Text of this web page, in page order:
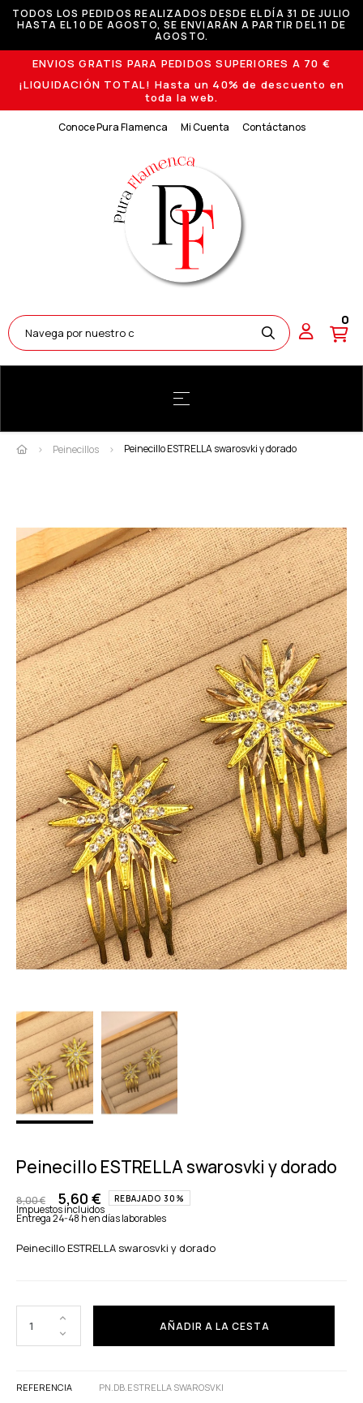
TODOS LOS PEDIDOS REALIZADOS DESDE EL DÍA 31 DE JULIO
HASTA EL 10 DE AGOSTO, SE ENVIARÁN A PARTIR DEL 11 DE
AGOSTO.
ENVIOS GRATIS PARA PEDIDOS SUPERIORES A 70 €
¡LIQUIDACIÓN TOTAL! Hasta un 40% de descuento en
toda la web.
Conoce Pura Flamenca Mi Cuenta Contáctanos
0
Navegación de palanca
☰
Peinecillos Peinecillo ESTRELLA swarosvki y dorado
Peinecillo ESTRELLA swarosvki y dorado
8,00 € 5,60 € REBAJADO 30%
Impuestos incluidos
Entrega 24-48 h en días laborables
Peinecillo ESTRELLA swarosvki y dorado
AÑADIR A LA CESTA
REFERENCIA PN.DB.ESTRELLA SWAROSVKI